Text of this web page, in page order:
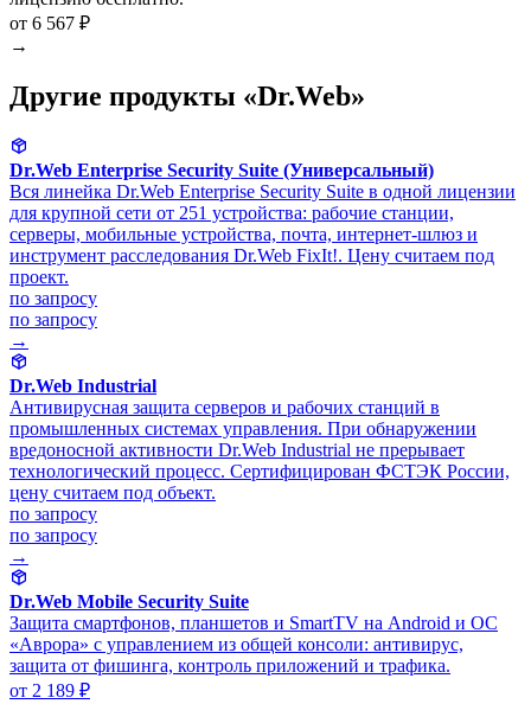
от 6 567 ₽
→
Другие продукты «Dr.Web»
Dr.Web Enterprise Security Suite (Универсальный)
Вся линейка Dr.Web Enterprise Security Suite в одной лицензии
для крупной сети от 251 устройства: рабочие станции,
серверы, мобильные устройства, почта, интернет-шлюз и
инструмент расследования Dr.Web FixIt!. Цену считаем под
проект.
по запросу
по запросу
→
Dr.Web Industrial
Антивирусная защита серверов и рабочих станций в
промышленных системах управления. При обнаружении
вредоносной активности Dr.Web Industrial не прерывает
технологический процесс. Сертифицирован ФСТЭК России,
цену считаем под объект.
по запросу
по запросу
→
Dr.Web Mobile Security Suite
Защита смартфонов, планшетов и SmartTV на Android и ОС
«Аврора» с управлением из общей консоли: антивирус,
защита от фишинга, контроль приложений и трафика.
от 2 189 ₽